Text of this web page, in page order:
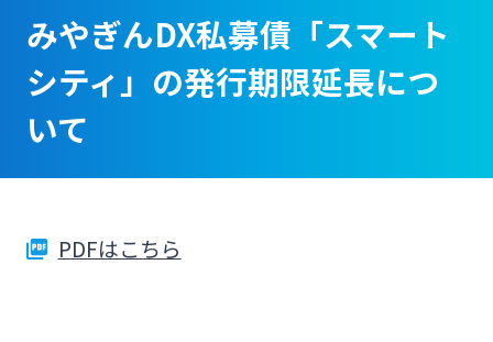
個人向けインターネットバンキング
みやぎんDX私募債「スマート
シティ」の発行期限延長につ
いて
PDFはこちら